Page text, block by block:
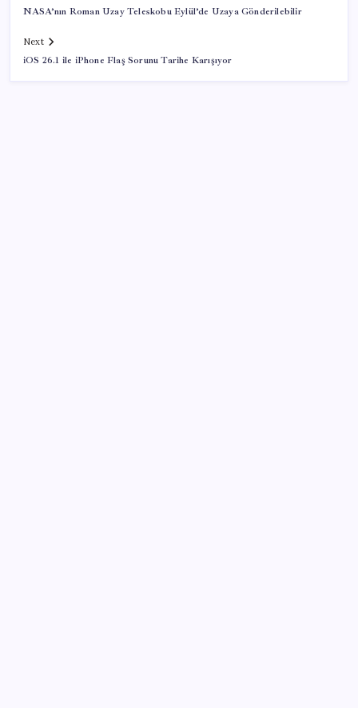
NASA’nın Roman Uzay Teleskobu Eylül’de Uzaya Gönderilebilir
Next
iOS 26.1 ile iPhone Flaş Sorunu Tarihe Karışıyor